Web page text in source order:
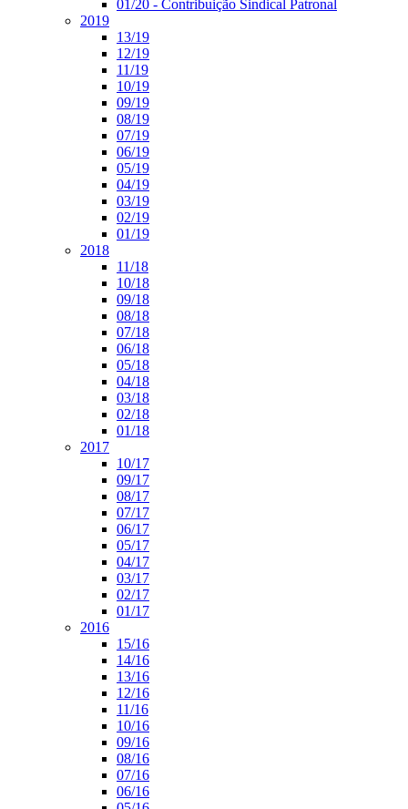
01/20 - Contribuição Sindical Patronal
2019
13/19
12/19
11/19
10/19
09/19
08/19
07/19
06/19
05/19
04/19
03/19
02/19
01/19
2018
11/18
10/18
09/18
08/18
07/18
06/18
05/18
04/18
03/18
02/18
01/18
2017
10/17
09/17
08/17
07/17
06/17
05/17
04/17
03/17
02/17
01/17
2016
15/16
14/16
13/16
12/16
11/16
10/16
09/16
08/16
07/16
06/16